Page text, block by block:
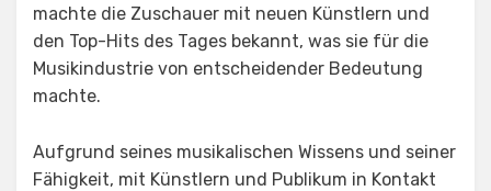
machte die Zuschauer mit neuen Künstlern und
den Top-Hits des Tages bekannt, was sie für die
Musikindustrie von entscheidender Bedeutung
machte.
Aufgrund seines musikalischen Wissens und seiner
Fähigkeit, mit Künstlern und Publikum in Kontakt